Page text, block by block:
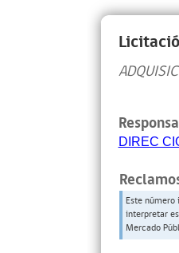
DIREC
Este
interpretar
Mercado